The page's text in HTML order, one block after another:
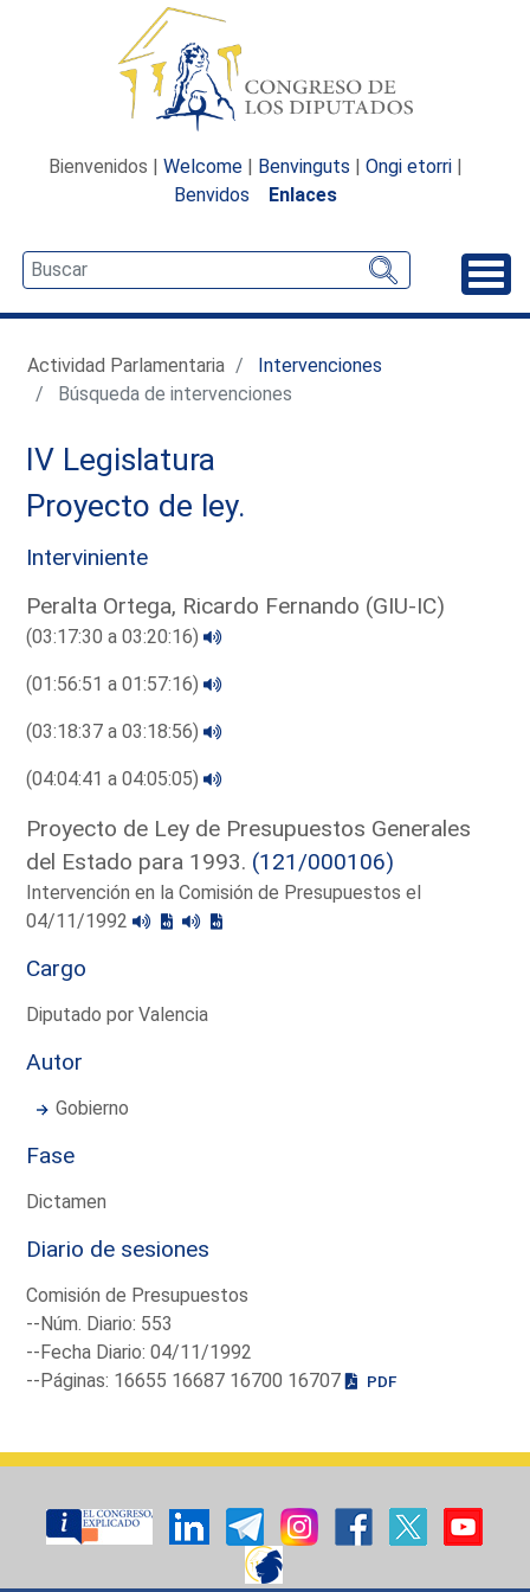
Bienvenidos | Welcome | Benvinguts | Ongi etorri |
Benvidos
Enlaces
Actividad Parlamentaria
Intervenciones
Búsqueda de intervenciones
IV Legislatura
Proyecto de ley.
Interviniente
Peralta Ortega, Ricardo Fernando (GIU-IC)
(03:17:30 a 03:20:16)
(01:56:51 a 01:57:16)
(03:18:37 a 03:18:56)
(04:04:41 a 04:05:05)
Proyecto de Ley de Presupuestos Generales
del Estado para 1993. (121/000106)
Intervención en la Comisión de Presupuestos el
04/11/1992
Cargo
Diputado por Valencia
Autor
Gobierno
Fase
Dictamen
Diario de sesiones
Comisión de Presupuestos
--Núm. Diario: 553
--Fecha Diario: 04/11/1992
--Páginas: 16655 16687 16700 16707
PDF